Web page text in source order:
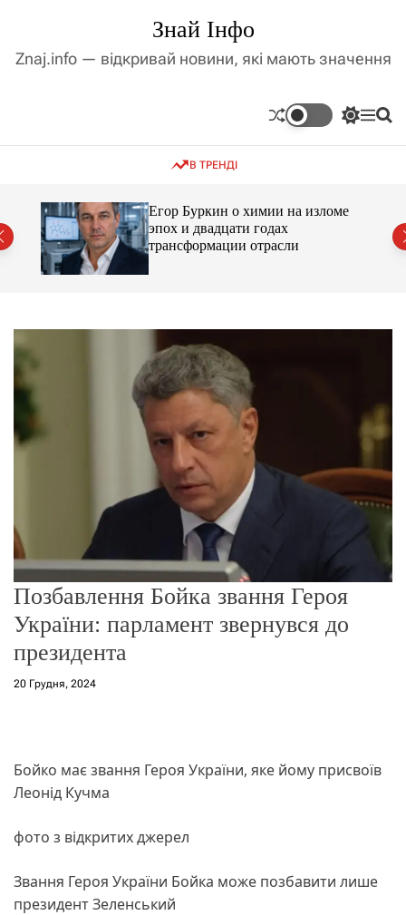
д
і
с
Знай Інфо
Znaj.info — відкривай новини, які мають значення
П
к
и
м
М П
В ТРЕНДІ
Егор Буркин о химии на изломе
эпох и двадцати годах
трансформации отрасли
Позбавлення Бойка звання Героя
України: парламент звернувся до
президента
20 Грудня, 2024
Бойко має звання Героя України, яке йому присвоїв
Леонід Кучма
фото з відкритих джерел
Звання Героя України Бойка може позбавити лише
президент Зеленський